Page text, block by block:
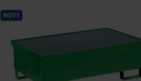
NOVÝ